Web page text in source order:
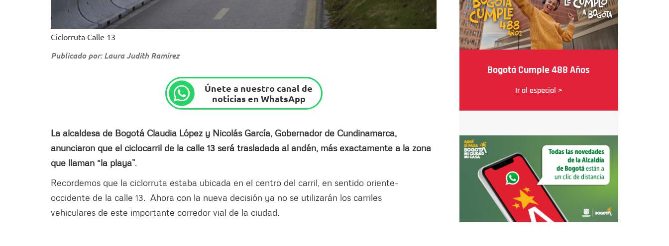
Ciclorruta Calle 13
Publicado por: Laura Judith Ramírez
Únete a nuestro canal de
noticias en WhatsApp
La alcaldesa de Bogotá Claudia López y Nicolás García, Gobernador de Cundinamarca,
anunciaron que el ciclocarril de la calle 13 será trasladada al andén, más exactamente a la zona
que llaman “la playa”.
Recordemos que la ciclorruta estaba ubicada en el centro del carril, en sentido oriente-
occidente de la calle 13. Ahora con la nueva decisión ya no se utilizarán los carriles
vehiculares de este importante corredor vial de la ciudad.
Bogotá Cumple 488 Años
Ir al especial >